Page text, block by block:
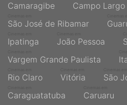
Camaragibe Campo Largo
São José de Ribamar
Ipatinga João Pessoa
Vargem Grande Paulista
Rio Claro Vitória São
Caraguatatuba Caruaru